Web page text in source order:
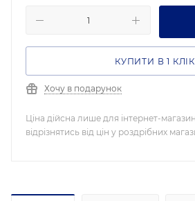
КУПИТИ В 1 КЛІК
Хочу в подарунок
Ціна дійсна лише для інтернет-
відрізнятись від цін у роздрібних